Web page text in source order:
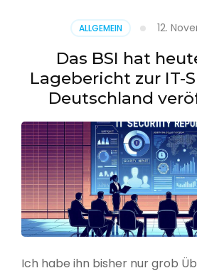
ALLGEMEIN 12.
Das BSI hat
Lagebericht zur IT-
Deutschland
Ich habe ihn bisher nur grob